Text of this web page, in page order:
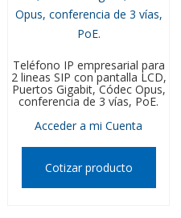
Teléfono IP empresarial para
2 lineas SIP con pantalla LCD,
Puertos Gigabit, Códec Opus,
conferencia de 3 vías, PoE.
Acceder a mi Cuenta
Cotizar producto